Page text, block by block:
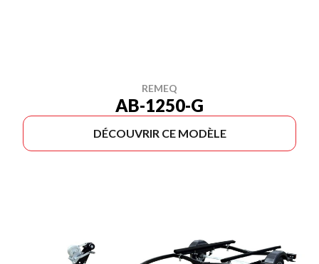
REMEQ
AB-1250-G
DÉCOUVRIR CE MODÈLE